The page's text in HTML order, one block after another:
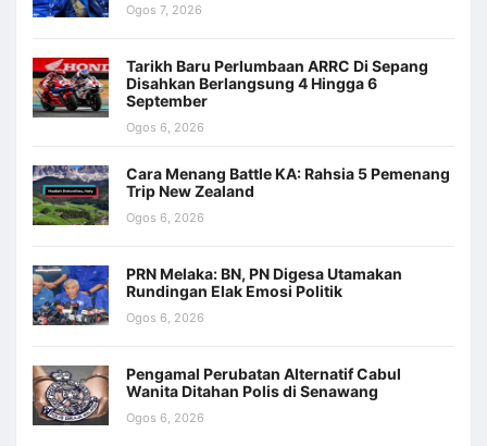
Ogos 7, 2026
Tarikh Baru Perlumbaan ARRC Di Sepang
Disahkan Berlangsung 4 Hingga 6
September
Ogos 6, 2026
Cara Menang Battle KA: Rahsia 5 Pemenang
Trip New Zealand
Ogos 6, 2026
PRN Melaka: BN, PN Digesa Utamakan
Rundingan Elak Emosi Politik
Ogos 6, 2026
Pengamal Perubatan Alternatif Cabul
Wanita Ditahan Polis di Senawang
Ogos 6, 2026